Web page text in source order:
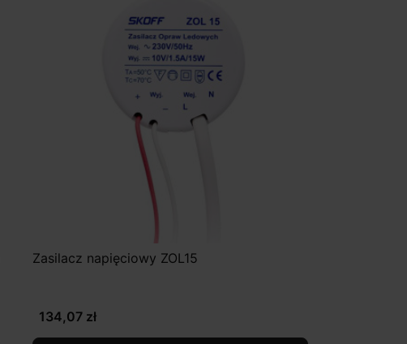
Zasilacz napięciowy ZOL15
134,07 zł